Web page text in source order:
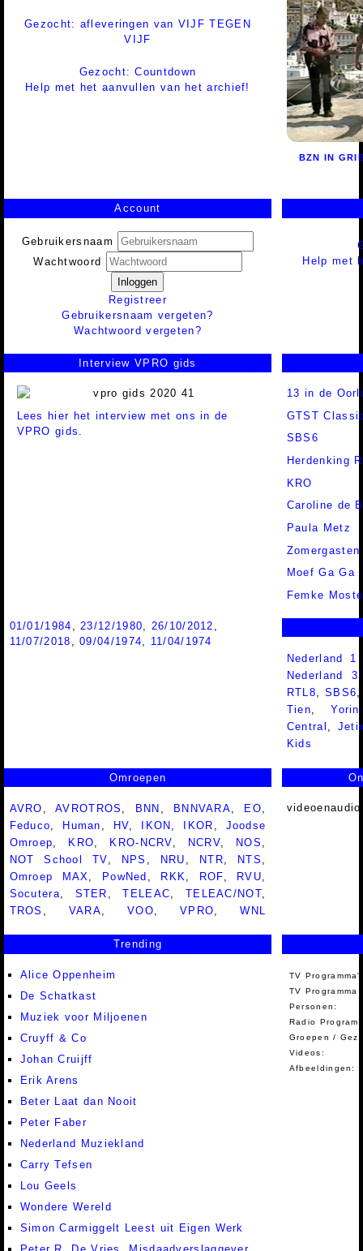
Gezocht: afleveringen van VIJF TEGEN
VIJF
Gezocht: Countdown
Help met het aanvullen van het archief!
BZN IN
Account
Gebruikersnaam
Wachtwoord
Inloggen
Registreer
Gebruikersnaam vergeten?
Wachtwoord vergeten?
Help met
Interview VPRO gids
Lees hier het interview met ons in de
VPRO gids.
13 in de
GTST
SBS6
Herdenking
KRO
Caroline de
Paula Metz
Zomergasten
Moef Ga Ga
Femke
01/01/1984 23/12/1980 26/10/2012
11/07/2018 ,09/04/1974
11/04/1974
Nederland
Nederland
RTL8,SBS6
Tien,Yorin
Central ,
Kids
Omroepen
AVRO ,AVROTROS BNN BNNVARA EO
Feduco
Human HV IKON IKOR
Joodse
Omroep
KRO KRO-NCRV NCRV NOS
NOT School TV
NPS NRU NTR NTS
Omroep MAX
PowNed RKK ROF RVU
Socutera
STER ,TELEAC TELEAC/NOT
TROS
VARA ,VOO ,VPRO ,WNL
Trending
Alice Oppenheim
De Schatkast
Muziek voor Miljoenen
Cruyff & Co
Johan Cruijff
Erik Arens
Beter Laat dan Nooit
Peter Faber
Nederland Muziekland
Carry Tefsen
Lou Geels
Wondere Wereld
Simon Carmiggelt Leest uit Eigen Werk
TV
TV Programma
Personen:
Radio
Groepen /
Videos:
Afbeeldingen: